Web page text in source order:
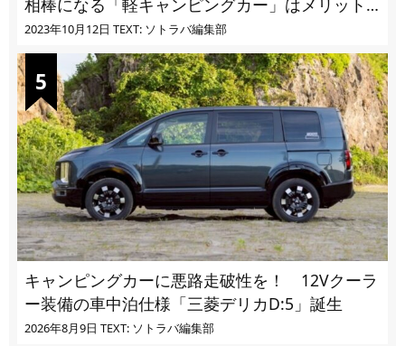
相棒になる「軽キャンピングカー」はメリット
ばかり
2023年10月12日 TEXT: ソトラバ編集部
キャンピングカーに悪路走破性を！ 12Vクーラ
ー装備の車中泊仕様「三菱デリカD:5」誕生
2026年8月9日 TEXT: ソトラバ編集部